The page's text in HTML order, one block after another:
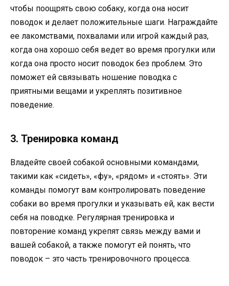
чтобы поощрять свою собаку, когда она носит
поводок и делает положительные шаги. Награждайте
ее лакомствами, похвалами или игрой каждый раз,
когда она хорошо себя ведет во время прогулки или
когда она просто носит поводок без проблем. Это
поможет ей связывать ношение поводка с
приятными вещами и укреплять позитивное
поведение.
3. Тренировка команд
Владейте своей собакой основными командами,
такими как «сидеть», «фу», «рядом» и «стоять». Эти
команды помогут вам контролировать поведение
собаки во время прогулки и указывать ей, как вести
себя на поводке. Регулярная тренировка и
повторение команд укрепят связь между вами и
вашей собакой, а также помогут ей понять, что
поводок – это часть тренировочного процесса.